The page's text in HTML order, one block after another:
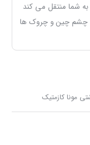
شما منتقل می کند
چشم چین و چروک ها
مونا کازمتیک